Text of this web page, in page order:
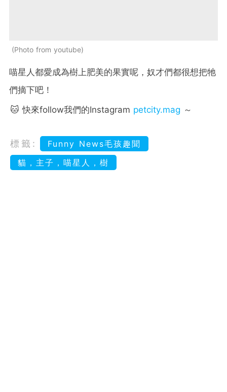
Photo from youtube
喵星人都愛成為樹上肥美的果實呢，奴才們都很想把牠
們摘下吧！
🐱 快來follow我們的Instagram petcity.mag ～
標籤:
Funny News毛孩趣聞
貓，主子，喵星人，樹